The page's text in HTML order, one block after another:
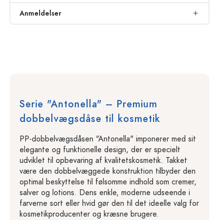
Anmeldelser
Serie "Antonella" – Premium
dobbelvægsdåse til kosmetik
PP-dobbelvægsdåsen "Antonella" imponerer med sit
elegante og funktionelle design, der er specielt
udviklet til opbevaring af kvalitetskosmetik. Takket
være den dobbelvæggede konstruktion tilbyder den
optimal beskyttelse til følsomme indhold som cremer,
salver og lotions. Dens enkle, moderne udseende i
farverne sort eller hvid gør den til det ideelle valg for
kosmetikproducenter og kræsne brugere.